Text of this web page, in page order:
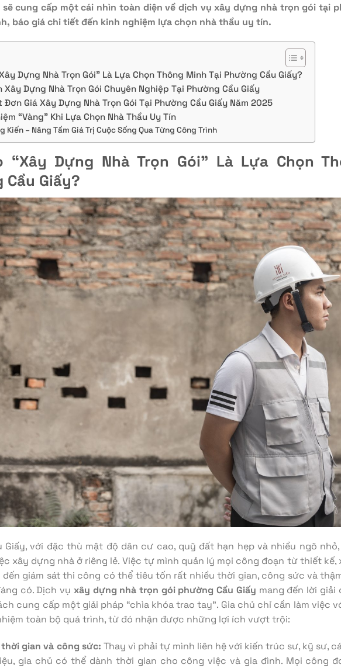
cung cấp một cái nhìn toàn diện về dịch vụ xây dựng nhà trọn gói tại
báo giá chi tiết đến kinh nghiệm lựa chọn nhà thầu uy tín.
Dựng Nhà Trọn Gói” Là Lựa Chọn Thông Minh Tại Phường Cầu Giấy?
Xây Dựng Nhà Trọn Gói Chuyên Nghiệp Tại Phường Cầu Giấy
Đơn Giá Xây Dựng Nhà Trọn Gói Tại Phường Cầu Giấy Năm 2025
“Vàng” Khi Lựa Chọn Nhà Thầu Uy Tín
Kiến – Nâng Tầm Giá Trị Cuộc Sống Qua Từng Công Trình
“Xây Dựng Nhà Trọn Gói” Là Lựa Chọn
Cầu Giấy?
Giấy, với đặc thù mật độ dân cư cao, quỹ đất hạn hẹp và nhiều ngõ
xây dựng nhà ở riêng lẻ. Việc tự mình quản lý mọi công đoạn từ thiết kế,
giám sát thi công có thể tiêu tốn rất nhiều thời gian, công sức và
có.Dịch vụ xây dựng nhà trọn gói phường Cầu Giấy mang đến lời
cung cấp một giải pháp “chìa khóa trao tay”. Gia chủ chỉ cần làm việc
toàn bộ quá trình, từ đó nhận được những lợi ích vượt trội:
gian và công sức: Thay vì phải tự mình liên hệ với kiến trúc sư, kỹ sư,
gia chủ có thể dành thời gian cho công việc và gia đình. Mọi công